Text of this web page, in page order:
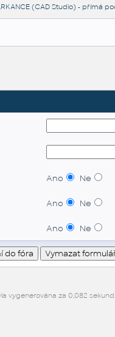
(CAD Studio) - přímá
Ano Ne
Ano Ne
Ano Ne
vygenerována za 0,082 sekund.